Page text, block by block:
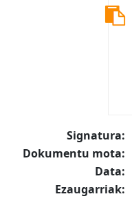
Signatura:
Dokumentu mota:
Data:
Ezaugarriak: